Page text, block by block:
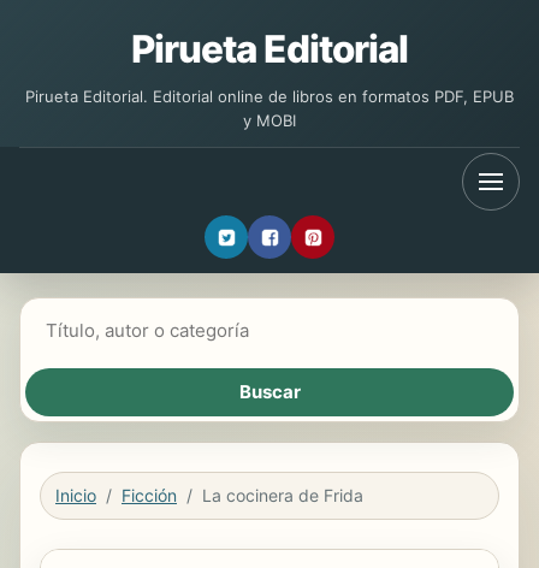
Pirueta Editorial
Pirueta Editorial. Editorial online de libros en formatos PDF, EPUB
y MOBI
Inicio Ficción La cocinera de Frida